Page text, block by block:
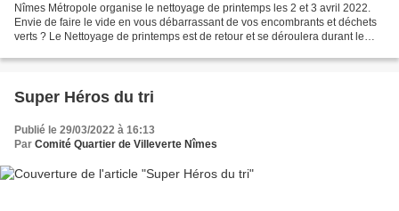
Nîmes Métropole organise le nettoyage de printemps les 2 et 3 avril 2022.
Envie de faire le vide en vous débarrassant de vos encombrants et déchets
verts ? Le Nettoyage de printemps est de retour et se déroulera durant le
Super Héros du tri
Publié le 29/03/2022 à 16:13
Par Comité Quartier de Villeverte Nîmes